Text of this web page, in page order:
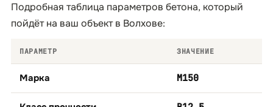
Подробная таблица параметров бетона, который
пойдёт на ваш объект в Волхове:
ПАРАМЕТР ЗНАЧЕНИЕ
Марка М150